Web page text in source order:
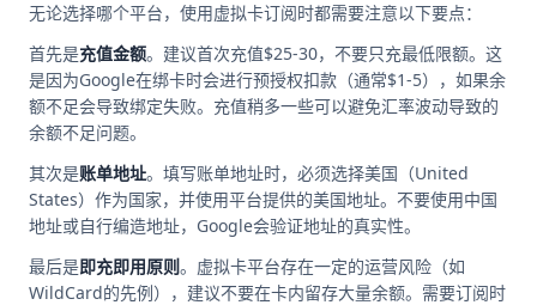
无论选择哪个平台，使用虚拟卡订阅时都需要注意以下要点：
首先是充值金额。建议首次充值$25-30，不要只充最低限额。这
是因为Google在绑卡时会进行预授权扣款（通常$1-5），如果余
额不足会导致绑定失败。充值稍多一些可以避免汇率波动导致的
余额不足问题。
其次是账单地址。填写账单地址时，必须选择美国（United
States）作为国家，并使用平台提供的美国地址。不要使用中国
地址或自行编造地址，Google会验证地址的真实性。
最后是即充即用原则。虚拟卡平台存在一定的运营风险（如
WildCard的先例），建议不要在卡内留存大量余额。需要订阅时